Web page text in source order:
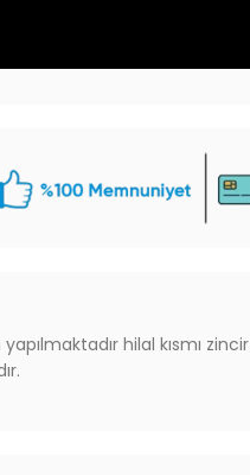
hilal kısmı